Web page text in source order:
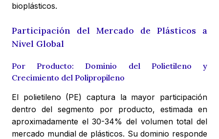
bioplásticos.
Participación del Mercado de Plásticos a
Nivel Global
Por Producto: Dominio del Polietileno y
Crecimiento del Polipropileno
El polietileno (PE) captura la mayor participación
dentro del segmento por producto, estimada en
aproximadamente el 30-34% del volumen total del
mercado mundial de plásticos. Su dominio responde